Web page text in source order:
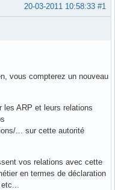
#1
20-03-2011 10:58:33
vous compterez un nouveau
les ARP et leurs relations
... sur cette autorité
vos relations avec cette
en termes de déclaration